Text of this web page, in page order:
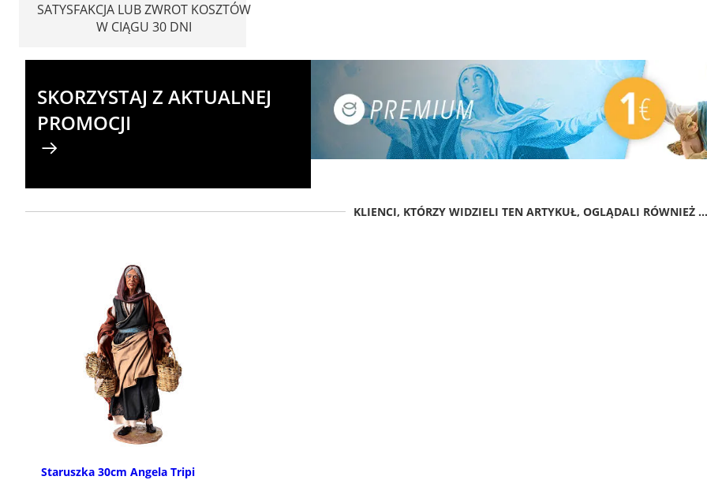
SATYSFAKCJA LUB ZWROT KOSZTÓW
W CIĄGU 30 DNI
SKORZYSTAJ Z AKTUALNEJ
PROMOCJI
KLIENCI, KTÓRZY WIDZIELI TEN ARTYKUŁ, OGLĄDALI RÓWNIEŻ ...
Staruszka 30cm Angela Tripi